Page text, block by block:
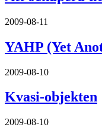
2009-08-11
YAHP (Yet
2009-08-10
Kvasi-objekten
2009-08-10